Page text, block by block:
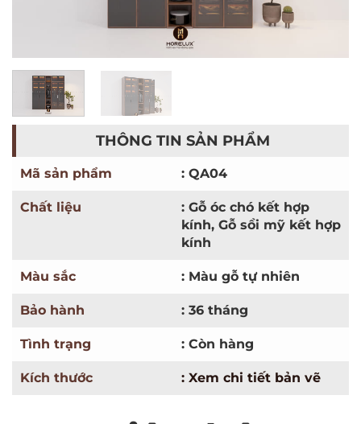
THÔNG TIN SẢN PHẨM
Mã sản phẩm : QA04
Chất liệu
: Gỗ óc chó kết hợp
kính, Gỗ sồi mỹ kết hợp
kính
Màu sắc : Màu gỗ tự nhiên
Bảo hành : 36 tháng
Tình trạng : Còn hàng
Kích thước : Xem chi tiết bản vẽ